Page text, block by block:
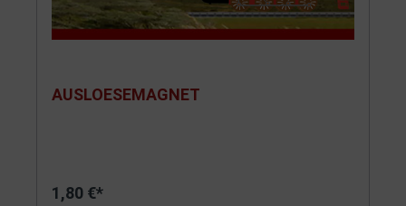
AUSLOESEMAGNET
1,80 €*